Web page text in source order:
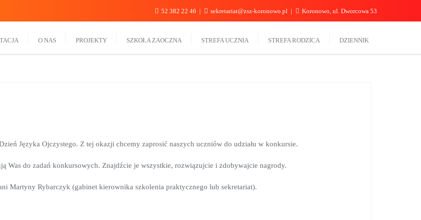
52 382 22 46 sekretariat@zsz-koronowo.pl Koronowo, ul. Dworcowa 53
O NAS PROJEKTY SZKOŁA ZAOCZNA STREFA UCZNIA STREFA RODZICA DZIENNIK
Języka Ojczystego. Z tej okazji chcemy zaprosić naszych uczniów do udziału w konkursie.
Was do zadań konkursowych. Znajdźcie je wszystkie, rozwiązujcie i zdobywajcie nagrody.
Martyny Rybarczyk (gabinet kierownika szkolenia praktycznego lub sekretariat).